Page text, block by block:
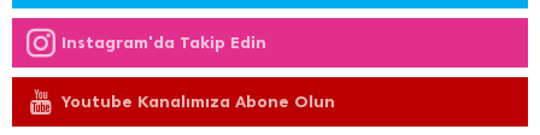
Instagram'da Takip Edin
Youtube Kanalımıza Abone Olun